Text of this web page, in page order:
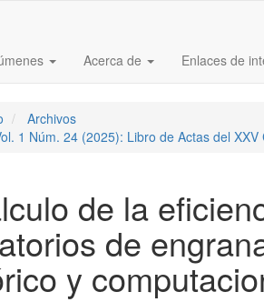
Acerca de Enlaces de
Archivos
1 Núm. 24 (2025): Libro de Actas del
de la
de
y